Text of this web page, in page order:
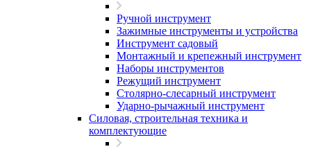
Ручной инструмент
Зажимные инструменты и устройства
Инструмент садовый
Монтажный и крепежный инструмент
Наборы инструментов
Режущий инструмент
Столярно-слесарный инструмент
Ударно-рычажный инструмент
Силовая, строительная техника и
комплектующие